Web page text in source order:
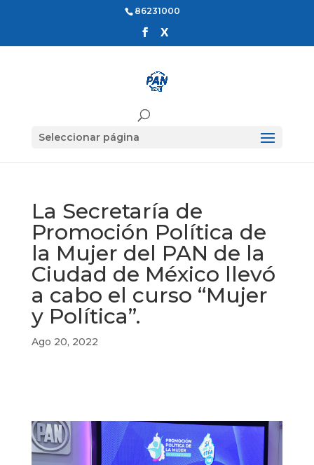
86231000
Seleccionar página
La Secretaría de
Promoción Política de
la Mujer del PAN de la
Ciudad de México llevó
a cabo el curso “Mujer
y Política”.
Ago 20, 2022